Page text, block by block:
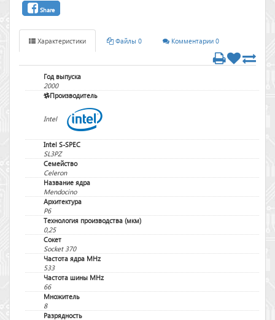
Share
Характеристики Файлы 0 Комментарии 0
Год выпуска
2000
Производитель
Intel
Intel S-SPEC
SL3PZ
Семейство
Celeron
Название ядра
Mendocino
Архитектура
P6
Технология производства (мкм)
0,25
Сокет
Socket 370
Частота ядра MHz
533
Частота шины MHz
66
Множитель
8
Разрядность